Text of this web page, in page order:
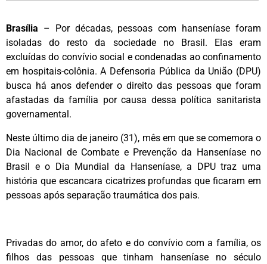
Brasília – Por décadas, pessoas com hanseníase foram
isoladas do resto da sociedade no Brasil. Elas eram
excluídas do convívio social e condenadas ao confinamento
em hospitais-colônia. A Defensoria Pública da União (DPU)
busca há anos defender o direito das pessoas que foram
afastadas da família por causa dessa política sanitarista
governamental.
Neste último dia de janeiro (31), mês em que se comemora o
Dia Nacional de Combate e Prevenção da Hanseníase no
Brasil e o Dia Mundial da Hanseníase, a DPU traz uma
história que escancara cicatrizes profundas que ficaram em
pessoas após separação traumática dos pais.
Privadas do amor, do afeto e do convívio com a família, os
filhos das pessoas que tinham hanseníase no século